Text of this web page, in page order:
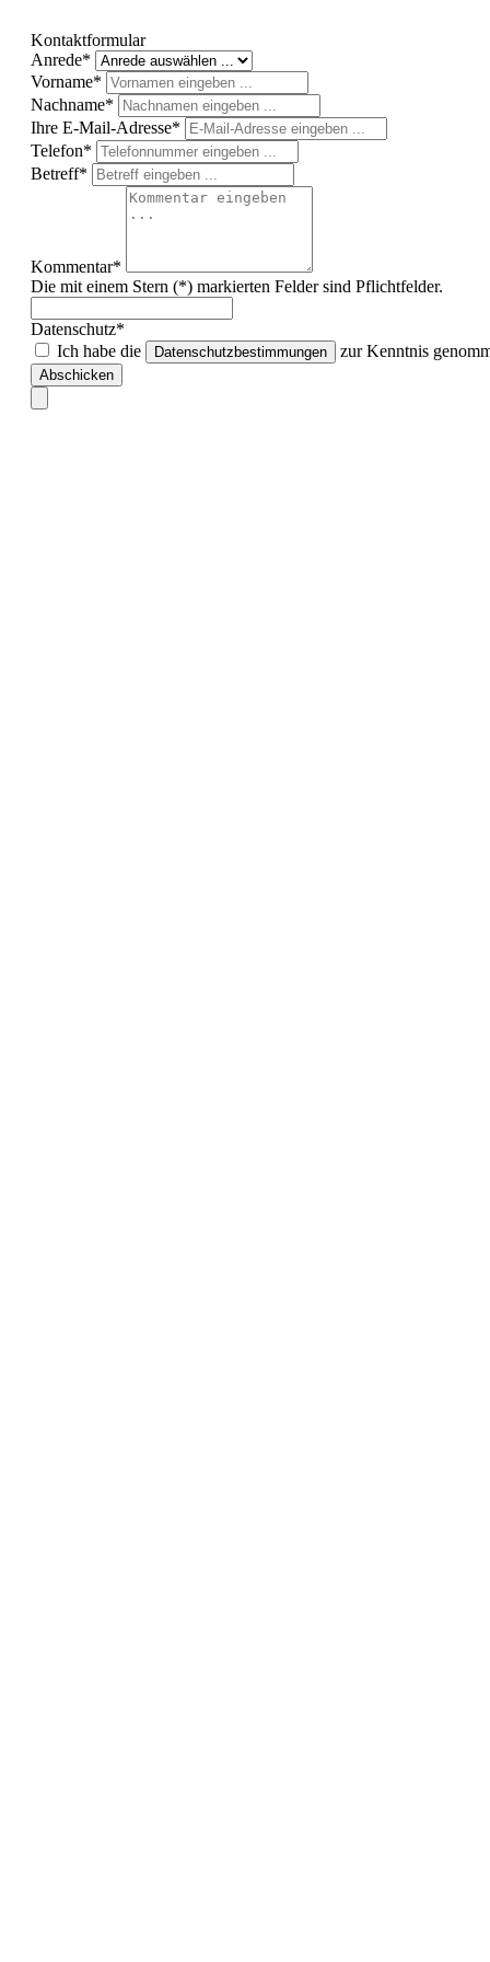
Kontaktformular
Anrede*
Vorname*
Nachname*
Ihre E-Mail-Adresse*
Telefon*
Betreff*
Kommentar*
Die mit einem Stern (*) markierten Felder sind Pflichtfelder.
Datenschutz*
Ich habe die
Datenschutzbestimmungen zur Kenntnis
Abschicken